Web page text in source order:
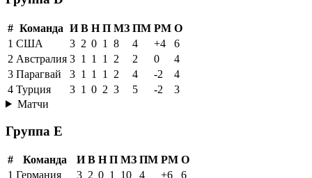
# Команда И В Н П МЗ ПМ РМ О
1 США 3 2 0 1 8 4 +4
6
2 Австралия 3 1 1 1 2 2 0
4
3 Парагвай 3 1 1 1 2 4 -2
4
4 Турция 3 1 0 2 3 5 -2
3
Матчи
Группа E
# Команда И В Н П МЗ ПМ РМ О
1 Германия 3 2 0 1 10 4 +6
6